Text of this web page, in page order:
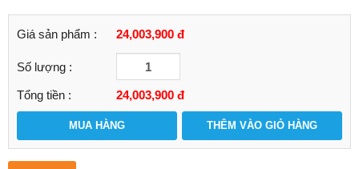
Giá sản phẩm : 24,003,900 đ
Số lượng :
Tổng tiền : 24,003,900 đ
MUA HÀNG THÊM VÀO GIỎ HÀNG